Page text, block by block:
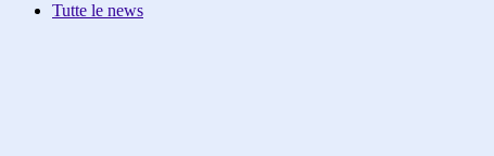
Tutte le news